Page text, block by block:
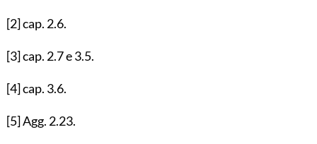
[2]cap. 2.6.
[3]cap. 2.7e3.5.
[4]cap. 3.6.
[5]Agg. 2.23.